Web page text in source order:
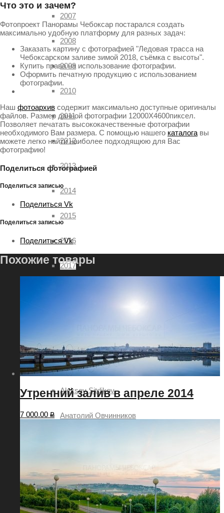
2007
2008
2009
2010
2011
2012
2013
2014
2015
2016
2017
Александр Демьянов
Aleksey Sitdikov
Анатолий Овчинников
Павел Ртищев
Что это и зачем?
Фотопроект Панорамы Чебоксар постарался создать
максимально удобную платформу для разных задач:
Заказать картину с фотографией "Ледовая трасса на
Чебоксарском заливе зимой 2018, съёмка с высоты".
Купить права на использование фотографии.
Оформить печатную продукцию с использованием
фотографии.
Наш фотоархив содержит максимально доступные оригиналы
файлов. Размер данной фотографии 12000X4600пиксел.
Позволяет печатать высококачественные фотографии
необходимого Вам размера. С помощью нашего каталога вы
можете легко найти наиболее подходящюю для Вас
фотографию!
Поделиться фотографией
Поделиться записью
Поделиться Vk
Поделиться записью
Поделиться Vk
Похожие товары
Утренний залив в апреле 2014
7 000.00 ₽